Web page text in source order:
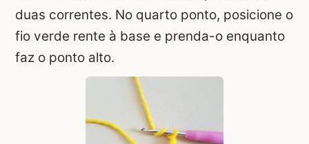
duas correntes. No quarto ponto, posicione o
fio verde rente à base e prenda-o enquanto
faz o ponto alto.